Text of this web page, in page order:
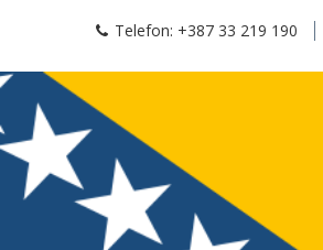
Telefon: +387 33 219 190